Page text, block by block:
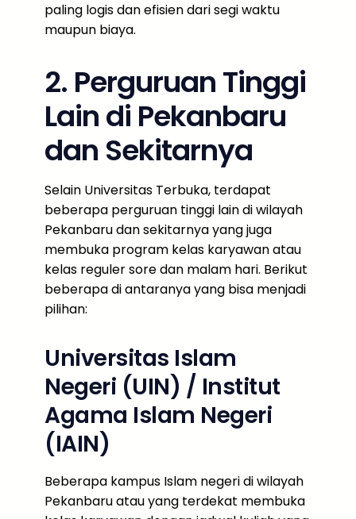
paling logis dan efisien dari segi waktu
maupun biaya.
2. Perguruan Tinggi
Lain di Pekanbaru
dan Sekitarnya
Selain Universitas Terbuka, terdapat
beberapa perguruan tinggi lain di wilayah
Pekanbaru dan sekitarnya yang juga
membuka program kelas karyawan atau
kelas reguler sore dan malam hari. Berikut
beberapa di antaranya yang bisa menjadi
pilihan:
Universitas Islam
Negeri (UIN) / Institut
Agama Islam Negeri
(IAIN)
Beberapa kampus Islam negeri di wilayah
Pekanbaru atau yang terdekat membuka